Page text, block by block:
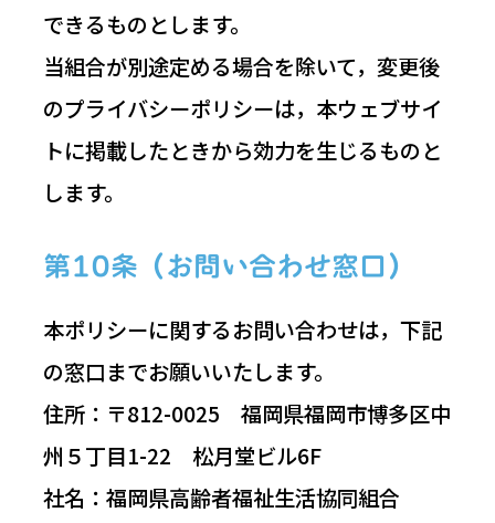
できるものとします。
当組合が別途定める場合を除いて，変更後
のプライバシーポリシーは，本ウェブサイ
トに掲載したときから効力を生じるものと
します。
第10条（お問い合わせ窓口）
本ポリシーに関するお問い合わせは，下記
の窓口までお願いいたします。
住所：〒812-0025 福岡県福岡市博多区中
州５丁目1-22 松月堂ビル6F
社名：福岡県高齢者福祉生活協同組合